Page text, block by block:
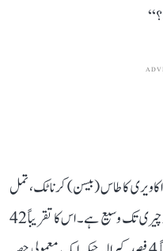
پر پھیلا ہوا کاویری کا طاس (بیسن) کرناٹک، تمل
ناڈو، کیرالہ اور مرکز کے زیر انتظام علاقے پڈوچیری تک وسیع ہے۔ اس کا تقریباً 42